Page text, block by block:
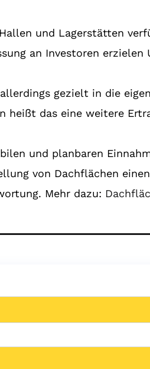
und Lagerstätten
an Investoren erzielen
gezielt in die
heißt das eine weitere
und planbaren
von Dachflächen
Mehr dazu: